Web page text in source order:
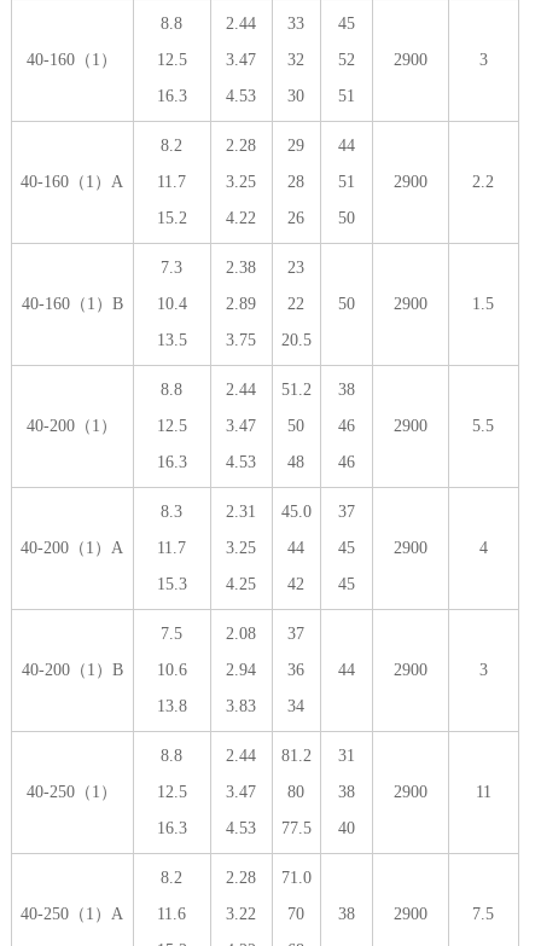
40-160（1）
8.8
12.5
16.3
2.44
3.47
4.53
33
32
30
45
52
51
2900 3
40-160（1）A
8.2
11.7
15.2
2.28
3.25
4.22
29
28
26
44
51
50
2900 2.2
40-160（1）B
7.3
10.4
13.5
2.38
2.89
3.75
23
22
20.5
50 2900 1.5
40-200（1）
8.8
12.5
16.3
2.44
3.47
4.53
51.2
50
48
38
46
46
2900 5.5
40-200（1）A
8.3
11.7
15.3
2.31
3.25
4.25
45.0
44
42
37
45
45
2900 4
40-200（1）B
7.5
10.6
13.8
2.08
2.94
3.83
37
36
34
44 2900 3
40-250（1）
8.8
12.5
16.3
2.44
3.47
4.53
81.2
80
77.5
31
38
40
2900 11
40-250（1）A
8.2
11.6
2.28
3.22
71.0
70
38 2900 7.5